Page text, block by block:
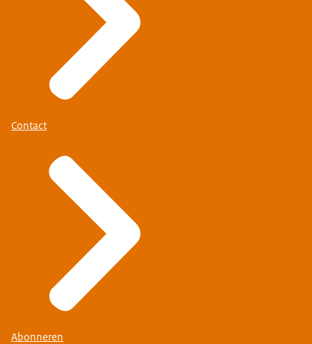
Contact
Abonneren